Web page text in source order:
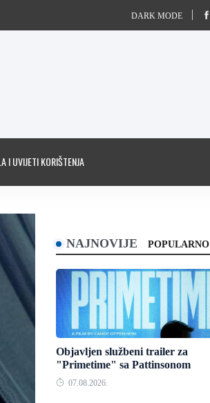
DARK MODE
I UVIJETI KORIŠTENJA
NAJNOVIJE POPULARNO
Objavljen službeni trailer za
"Primetime" sa Pattinsonom
07.08.2026.